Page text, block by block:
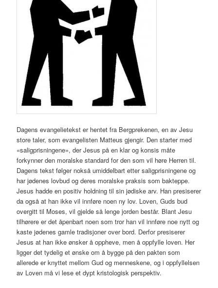
Dagens evangelietekst er hentet fra Bergprekenen, en av Jesu
store taler, som evangelisten Matteus gjengir. Den starter med
«saligprisningene», der Jesus på en klar og konsis måte
forkynner den moralske standard for den som vil høre Herren til.
Dagens tekst følger nokså umiddelbart etter saligprisningene og
har jødenes lovbud og deres moralske praksis som bakteppe.
Jesus hadde en positiv holdning til sin jødiske arv. Han presiserer
da også at han ikke vil innføre noen ny lov. Loven, Guds bud
overgitt til Moses, vil gjelde så lenge jorden består. Blant Jesu
tilhørere er det åpenbart noen som tror han vil innføre noe nytt og
kaste jødenes gamle tradisjoner over bord. Derfor presiserer
Jesus at han ikke ønsker å oppheve, men å oppfylle loven. Her
ligger det tydelig et ønske om å bygge på den pakten som
allerede er knyttet mellom Gud og menneskene, og i oppfyllelsen
av Loven må vi lese et dypt kristologisk perspektiv.